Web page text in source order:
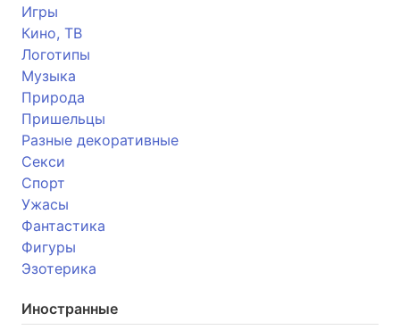
Игры
Кино, ТВ
Логотипы
Музыка
Природа
Пришельцы
Разные декоративные
Секси
Спорт
Ужасы
Фантастика
Фигуры
Эзотерика
Иностранные